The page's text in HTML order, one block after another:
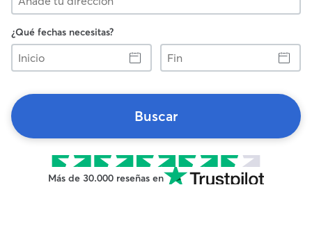
¿Qué fechas necesitas?
Inicio
Fin
Buscar
Más de 30.000 reseñas en